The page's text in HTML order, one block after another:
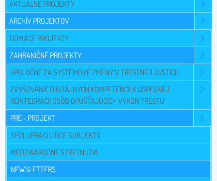
AKTUÁLNE PROJEKTY
ARCHÍV PROJEKTOV
DOMÁCE PROJEKTY
ZAHRANIČNÉ PROJEKTY
SPOLOČNE ZA SYSTÉMOVÉ ZMENY V TRESTNEJ JUSTÍCII
ZVYŠOVANIE DIGITÁLNYCH KOMPETENCIÍ K ÚSPEŠNEJ
REINTEGRÁCII OSÔB OPÚŠŤAJÚCICH VÝKON TRESTU
PRE - PROJEKT
SPOLUPRACUJÚCE SUBJEKTY
MEDZINÁRODNÉ STRETNUTIA
NEWSLETTERS